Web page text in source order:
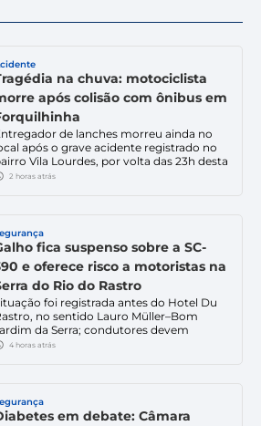
na chuva: motociclista
após colisão com ônibus em
de lanches morreu ainda no
após o grave acidente registrado no
Vila Lourdes, por volta das 23h desta
feira (6). Uma noite de chuva
em uma colisão com um ônibus
bairro Vila Lourdes. O […]
2 horas atrás
fica suspenso sobre a SC-
e oferece risco a motoristas na
do Rio do Rastro
foi registrada antes do Hotel Du
no sentido Lauro Müller–Bom
da Serra; condutores devem
a atenção. Um galho ficou
redobrada dos motoristas que
pelo trecho. A situação foi […]
4 horas atrás
em debate: Câmara